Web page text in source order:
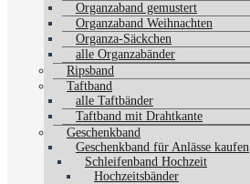
Organzaband gemustert
Organzaband Weihnachten
Organza-Säckchen
alle Organzabänder
Ripsband
Taftband
alle Taftbänder
Taftband mit Drahtkante
Geschenkband
Geschenkband für Anlässe kaufen
Schleifenband Hochzeit
Hochzeitsbänder